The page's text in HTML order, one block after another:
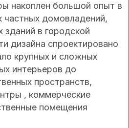
накоплен большой опыт в
частных домовладений,
зданий в городской
дизайна спроектировано
крупных и сложных
интерьеров до
пространств,
, коммерческие
помещения